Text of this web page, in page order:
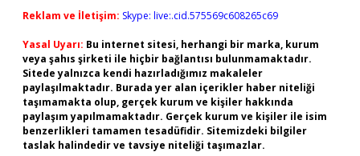
Reklam ve İletişim: Skype: live:.cid.575569c608265c69
Yasal Uyarı: Bu internet sitesi, herhangi bir marka, kurum
veya şahıs şirketi ile hiçbir bağlantısı bulunmamaktadır.
Sitede yalnızca kendi hazırladığımız makaleler
paylaşılmaktadır. Burada yer alan içerikler haber niteliği
taşımamakta olup, gerçek kurum ve kişiler hakkında
paylaşım yapılmamaktadır. Gerçek kurum ve kişiler ile isim
benzerlikleri tamamen tesadüfidir. Sitemizdeki bilgiler
taslak halindedir ve tavsiye niteliği taşımazlar.